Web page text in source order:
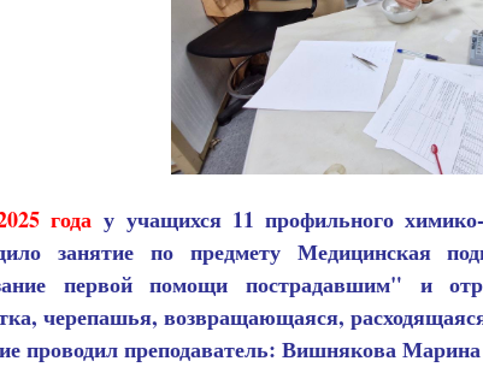
годау учащихся 11 профильного
занятие по предмету Медицинская
первой помощи пострадавшим" и
черепашья, возвращающаяся,
проводил преподаватель: Вишнякова